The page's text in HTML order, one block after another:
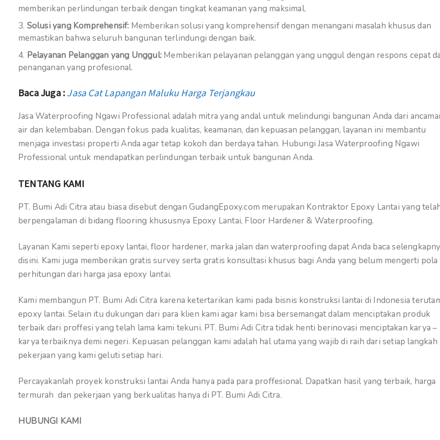
memberikan perlindungan terbaik dengan tingkat keamanan yang maksimal.
Solusi yang Komprehensif: Memberikan solusi yang komprehensif dengan menangani masalah khusus dan
memastikan bahwa seluruh bangunan terlindungi dengan baik.
Pelayanan Pelanggan yang Unggul: Memberikan pelayanan pelanggan yang unggul dengan respons cepat
penanganan yang profesional.
Baca Juga : Jasa Cat Lapangan Maluku Harga Terjangkau
Jasa Waterproofing Ngawi Professional adalah mitra yang andal untuk melindungi bangunan Anda dari
air dan kelembaban. Dengan fokus pada kualitas, keamanan, dan kepuasan pelanggan, layanan ini membantu
menjaga investasi properti Anda agar tetap kokoh dan berdaya tahan. Hubungi Jasa Waterproofing Ngawi
Professional untuk mendapatkan perlindungan terbaik untuk bangunan Anda.
TENTANG KAMI
PT. Bumi Adi Citra atau biasa disebut dengan GudangEpoxy.com merupakan Kontraktor Epoxy Lantai yang
berpengalaman di bidang flooring khususnya Epoxy Lantai, Floor Hardener & Waterproofing.
Layanan Kami seperti epoxy lantai, floor hardener, marka jalan dan waterproofing dapat Anda baca
disini. Kami juga memberikan gratis survey serta gratis konsultasi khusus bagi Anda yang belum mengerti pola
perhitungan dari harga jasa epoxy lantai.
Kami membangun PT. Bumi Adi Citra karena ketertarikan kami pada bisnis konstruksi lantai di Indonesia
epoxy lantai. Selain itu dukungan dari para klien kami agar kami bisa bersemangat dalam menciptakan produk
terbaik dari proffesi yang telah lama kami tekuni. PT. Bumi Adi Citra tidak henti berinovasi menciptakan karya –
karya terbaiknya demi negeri. Kepuasan pelanggan kami adalah hal utama yang wajib di raih dari setiap langkah
pekerjaan yang kami geluti setiap hari.
Percayakanlah proyek konstruksi lantai Anda hanya pada para proffesional. Dapatkan hasil yang terbaik, harga
termurah dan pekerjaan yang berkualitas hanya di PT. Bumi Adi Citra.
HUBUNGI KAMI